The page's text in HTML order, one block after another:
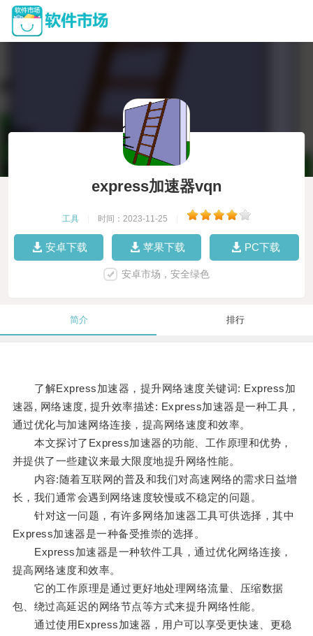
express加速器vqn
工具 时间：2023-11-25
安卓下载 苹果下载 PC下载
安卓市场，安全绿色
简介 排行
了解Express加速器，提升网络速度关键词: Express加
速器, 网络速度, 提升效率描述: Express加速器是一种工具，
通过优化与加速网络连接，提高网络速度和效率。
本文探讨了Express加速器的功能、工作原理和优势，
并提供了一些建议来最大限度地提升网络性能。
内容:随着互联网的普及和我们对高速网络的需求日益增
长，我们通常会遇到网络速度较慢或不稳定的问题。
针对这一问题，有许多网络加速器工具可供选择，其中
Express加速器是一种备受推崇的选择。
Express加速器是一种软件工具，通过优化网络连接，
提高网络速度和效率。
它的工作原理是通过更好地处理网络流量、压缩数据
包、绕过高延迟的网络节点等方式来提升网络性能。
通过使用Express加速器，用户可以享受更快速、更稳